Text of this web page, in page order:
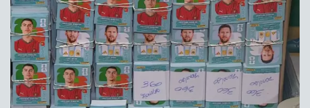
TVN VERTICAL
TVN PLAY
PROGRAMAS